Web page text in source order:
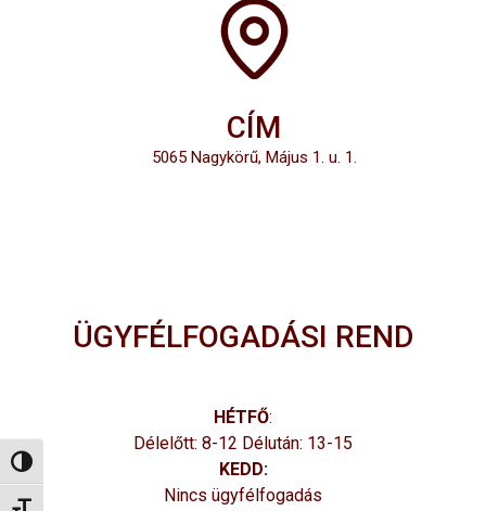
Nagy kontraszt váltása
CÍM
5065 Nagykörű, Május 1. u. 1.
ÜGYFÉLFOGADÁSI REND
HÉTFŐ:
Délelőtt: 8-12 Délután: 13-15
KEDD:
Nincs ügyfélfogadás